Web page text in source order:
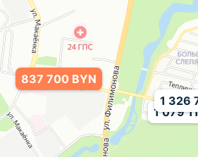
окружением
рядом, а также зона
1 079
1 326
837 700 BYN